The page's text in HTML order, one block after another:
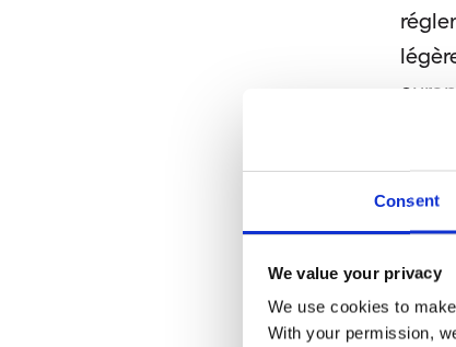
Consent
We value your privacy
We use cookies to
With your permission,
non